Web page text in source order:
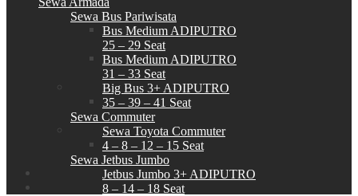
Sewa Bus Pariwisata
Bus Medium ADIPUTRO
25 – 29 Seat
Bus Medium ADIPUTRO
31 – 33 Seat
Big Bus 3+ ADIPUTRO
35 – 39 – 41 Seat
Sewa Commuter
Sewa Toyota Commuter
4 – 8 – 12 – 15 Seat
Sewa Jetbus Jumbo
Jetbus Jumbo 3+ ADIPUTRO
8 – 14 – 18 Seat